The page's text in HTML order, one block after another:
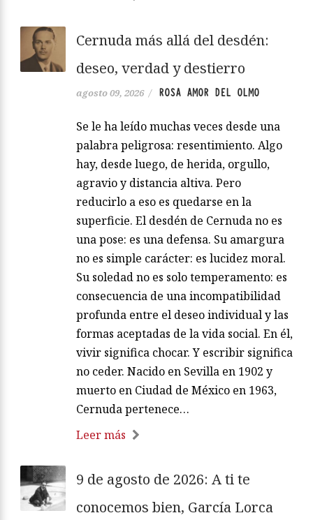
Cernuda más allá del desdén:
deseo, verdad y destierro
agosto 09, 2026 / ROSA AMOR DEL OLMO
Se le ha leído muchas veces desde una
palabra peligrosa: resentimiento. Algo
hay, desde luego, de herida, orgullo,
agravio y distancia altiva. Pero
reducirlo a eso es quedarse en la
superficie. El desdén de Cernuda no es
una pose: es una defensa. Su amargura
no es simple carácter: es lucidez moral.
Su soledad no es solo temperamento: es
consecuencia de una incompatibilidad
profunda entre el deseo individual y las
formas aceptadas de la vida social. En él,
vivir significa chocar. Y escribir significa
no ceder. Nacido en Sevilla en 1902 y
muerto en Ciudad de México en 1963,
Cernuda pertenece…
Leer más
9 de agosto de 2026: A ti te
conocemos bien, García Lorca